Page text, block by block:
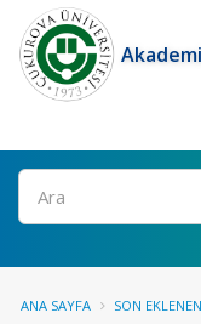
Ara
ANA SAYFA SON